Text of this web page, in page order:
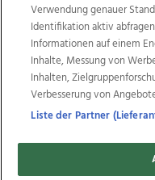
Weitere
TV1 di-mog-i.at
Life Radio
OÖN Karriere
Regionaljobs
Copyrights ©
Verwendung genauer
Identifikation aktiv
Informationen auf einem
Inhalte, Messung von
Inhalten,
Verbesserung von
Liste der Partner